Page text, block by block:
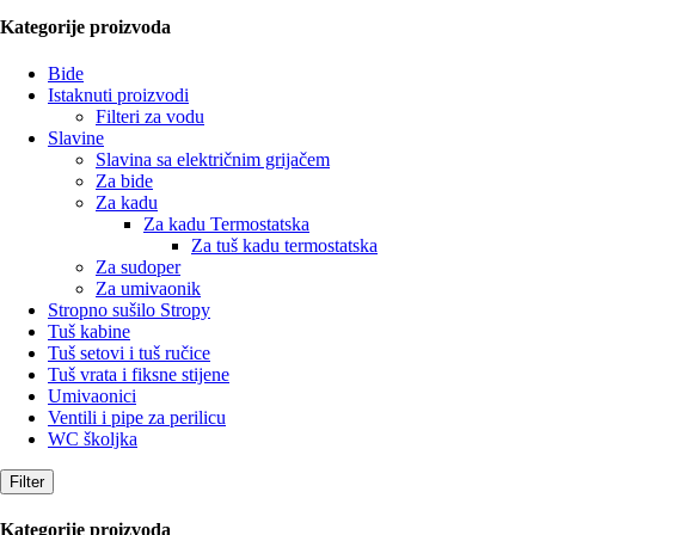
Kategorije proizvoda
Bide
Istaknuti proizvodi
Filteri za vodu
Slavine
Slavina sa električnim grijačem
Za bide
Za kadu
Za kadu Termostatska
Za tuš kadu termostatska
Za sudoper
Za umivaonik
Stropno sušilo Stropy
Tuš kabine
Tuš setovi i tuš ručice
Tuš vrata i fiksne stijene
Umivaonici
Ventili i pipe za perilicu
WC školjka
Filter
Kategorije proizvoda